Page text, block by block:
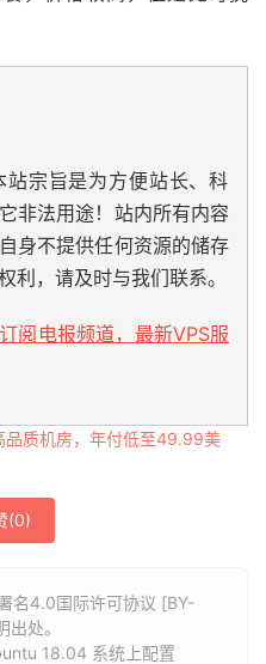
站宗旨是为方便站长、科
非法用途！站内所有内容
身不提供任何资源的储存
利，请及时与我们联系。
阅电报频道，最新VPS服
品质机房，年付低至49.99美
(0)
名4.0国际许可协议 [BY-
处。
18.04 系统上配置